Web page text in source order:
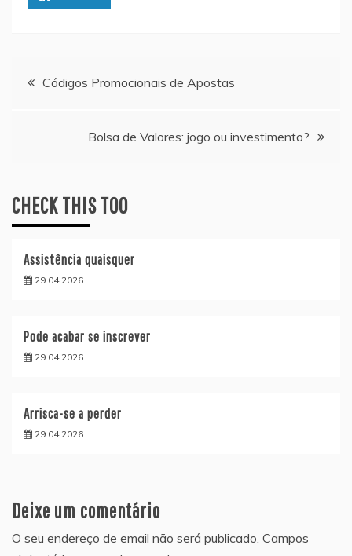
Navegação
Códigos Promocionais de Apostas
Bolsa de Valores: jogo ou investimento?
CHECK THIS TOO
Assistência quaisquer
29.04.2026
Pode acabar se inscrever
29.04.2026
Arrisca-se a perder
29.04.2026
Deixe um comentário
O seu endereço de email não será publicado. Campos